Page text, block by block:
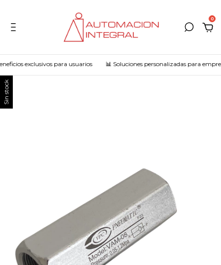
0
exclusivos para usuarios 📊 Soluciones personalizadas para
Sin stock